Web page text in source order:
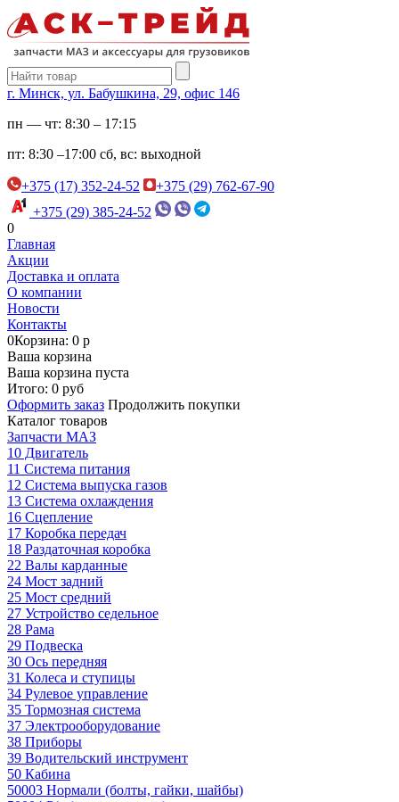
г. Минск, ул. Бабушкина, 29, офис 146
пн — чт: 8:30 – 17:15
пт: 8:30 –17:00 сб, вс: выходной
+375 (17) 352-24-52
+375 (29) 762-67-90
+375 (29) 385-24-52
0
Главная
Акции
Доставка и оплата
О компании
Новости
Контакты
0Корзина: 0 р
Ваша корзина
Ваша корзина пуста
Итого: 0 руб
Оформить заказ Продолжить покупки
Каталог товаров
Запчасти МАЗ
10 Двигатель
11 Система питания
12 Система выпуска газов
13 Система охлаждения
16 Сцепление
17 Коробка передач
18 Раздаточная коробка
22 Валы карданные
24 Мост задний
25 Мост средний
27 Устройство седельное
28 Рама
29 Подвеска
30 Ось передняя
31 Колеса и ступицы
34 Рулевое управление
35 Тормозная система
37 Электрооборудование
38 Приборы
39 Водительский инструмент
50 Кабина
50003 Нормали (болты, гайки, шайбы)